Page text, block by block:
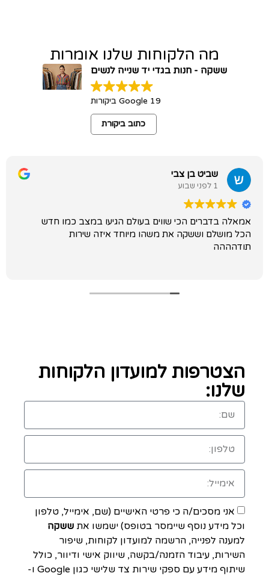
מה הלקוחות שלנו אומרות
ששקה - חנות בגדי יד שנייה לנשים
19 Google ביקורות
כתוב ביקורת
שביט בן צבי
1 לפני שבוע
אמאלה בדברים הכי שווים בעולם הגיעו במצב כמו חדש
הכל מושלם וששקה את משהו מיוחד איזה שירות
תודהההה
הצטרפות למועדון הלקוחות
שלנו:
אני מסכים/ה כי פרטי האישיים (שם, אימייל, טלפון
וכל מידע נוסף שיימסר בטופס) ישמשו את ששקה
למענה לפנייה, הרשמה למועדון לקוחות, שיפור
השירות, עיבוד הזמנה/בקשה, שיווק אישי ודיוור, כולל
שיתוף מידע עם ספקי שירות צד שלישי כגון Google ו-